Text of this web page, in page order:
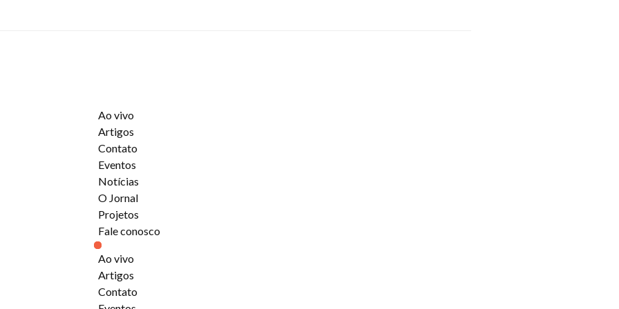
Ao vivo
Artigos
Contato
Eventos
Notícias
O Jornal
Projetos
Fale conosco
Ao vivo
Artigos
Contato